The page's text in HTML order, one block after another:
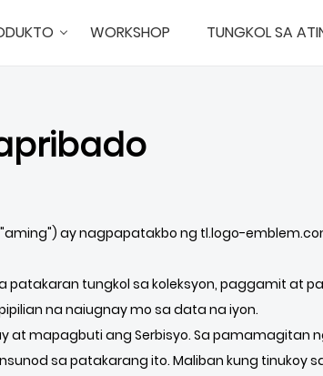
WORKSHOP TUNGKOL SA
"aming") ay nagpapatakbo ng tl.logo-
tungkol sa koleksyon, paggamit at
na naiugnay mo sa data na iyon.
mapagbuti ang Serbisyo. Sa pamamagitan
sa patakarang ito. Maliban kung tinukoy